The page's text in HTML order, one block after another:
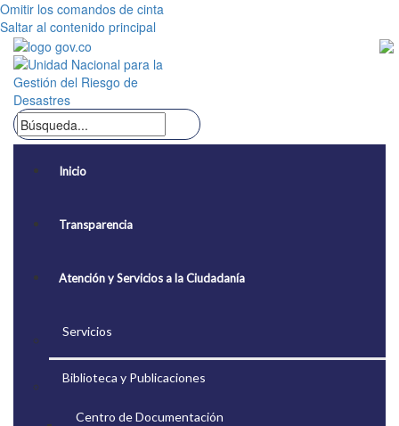
Omitir los comandos de cinta
Saltar al contenido principal
Inicio
Transparencia
Atención y Servicios a la Ciudadanía
Servicios
Biblioteca y Publicaciones
Centro de Documentación